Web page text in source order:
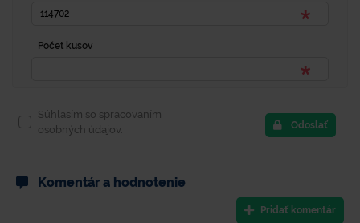
Počet kusov
Súhlasím so spracovaním
osobných údajov.
Odoslať
Komentár a hodnotenie
Pridať komentár